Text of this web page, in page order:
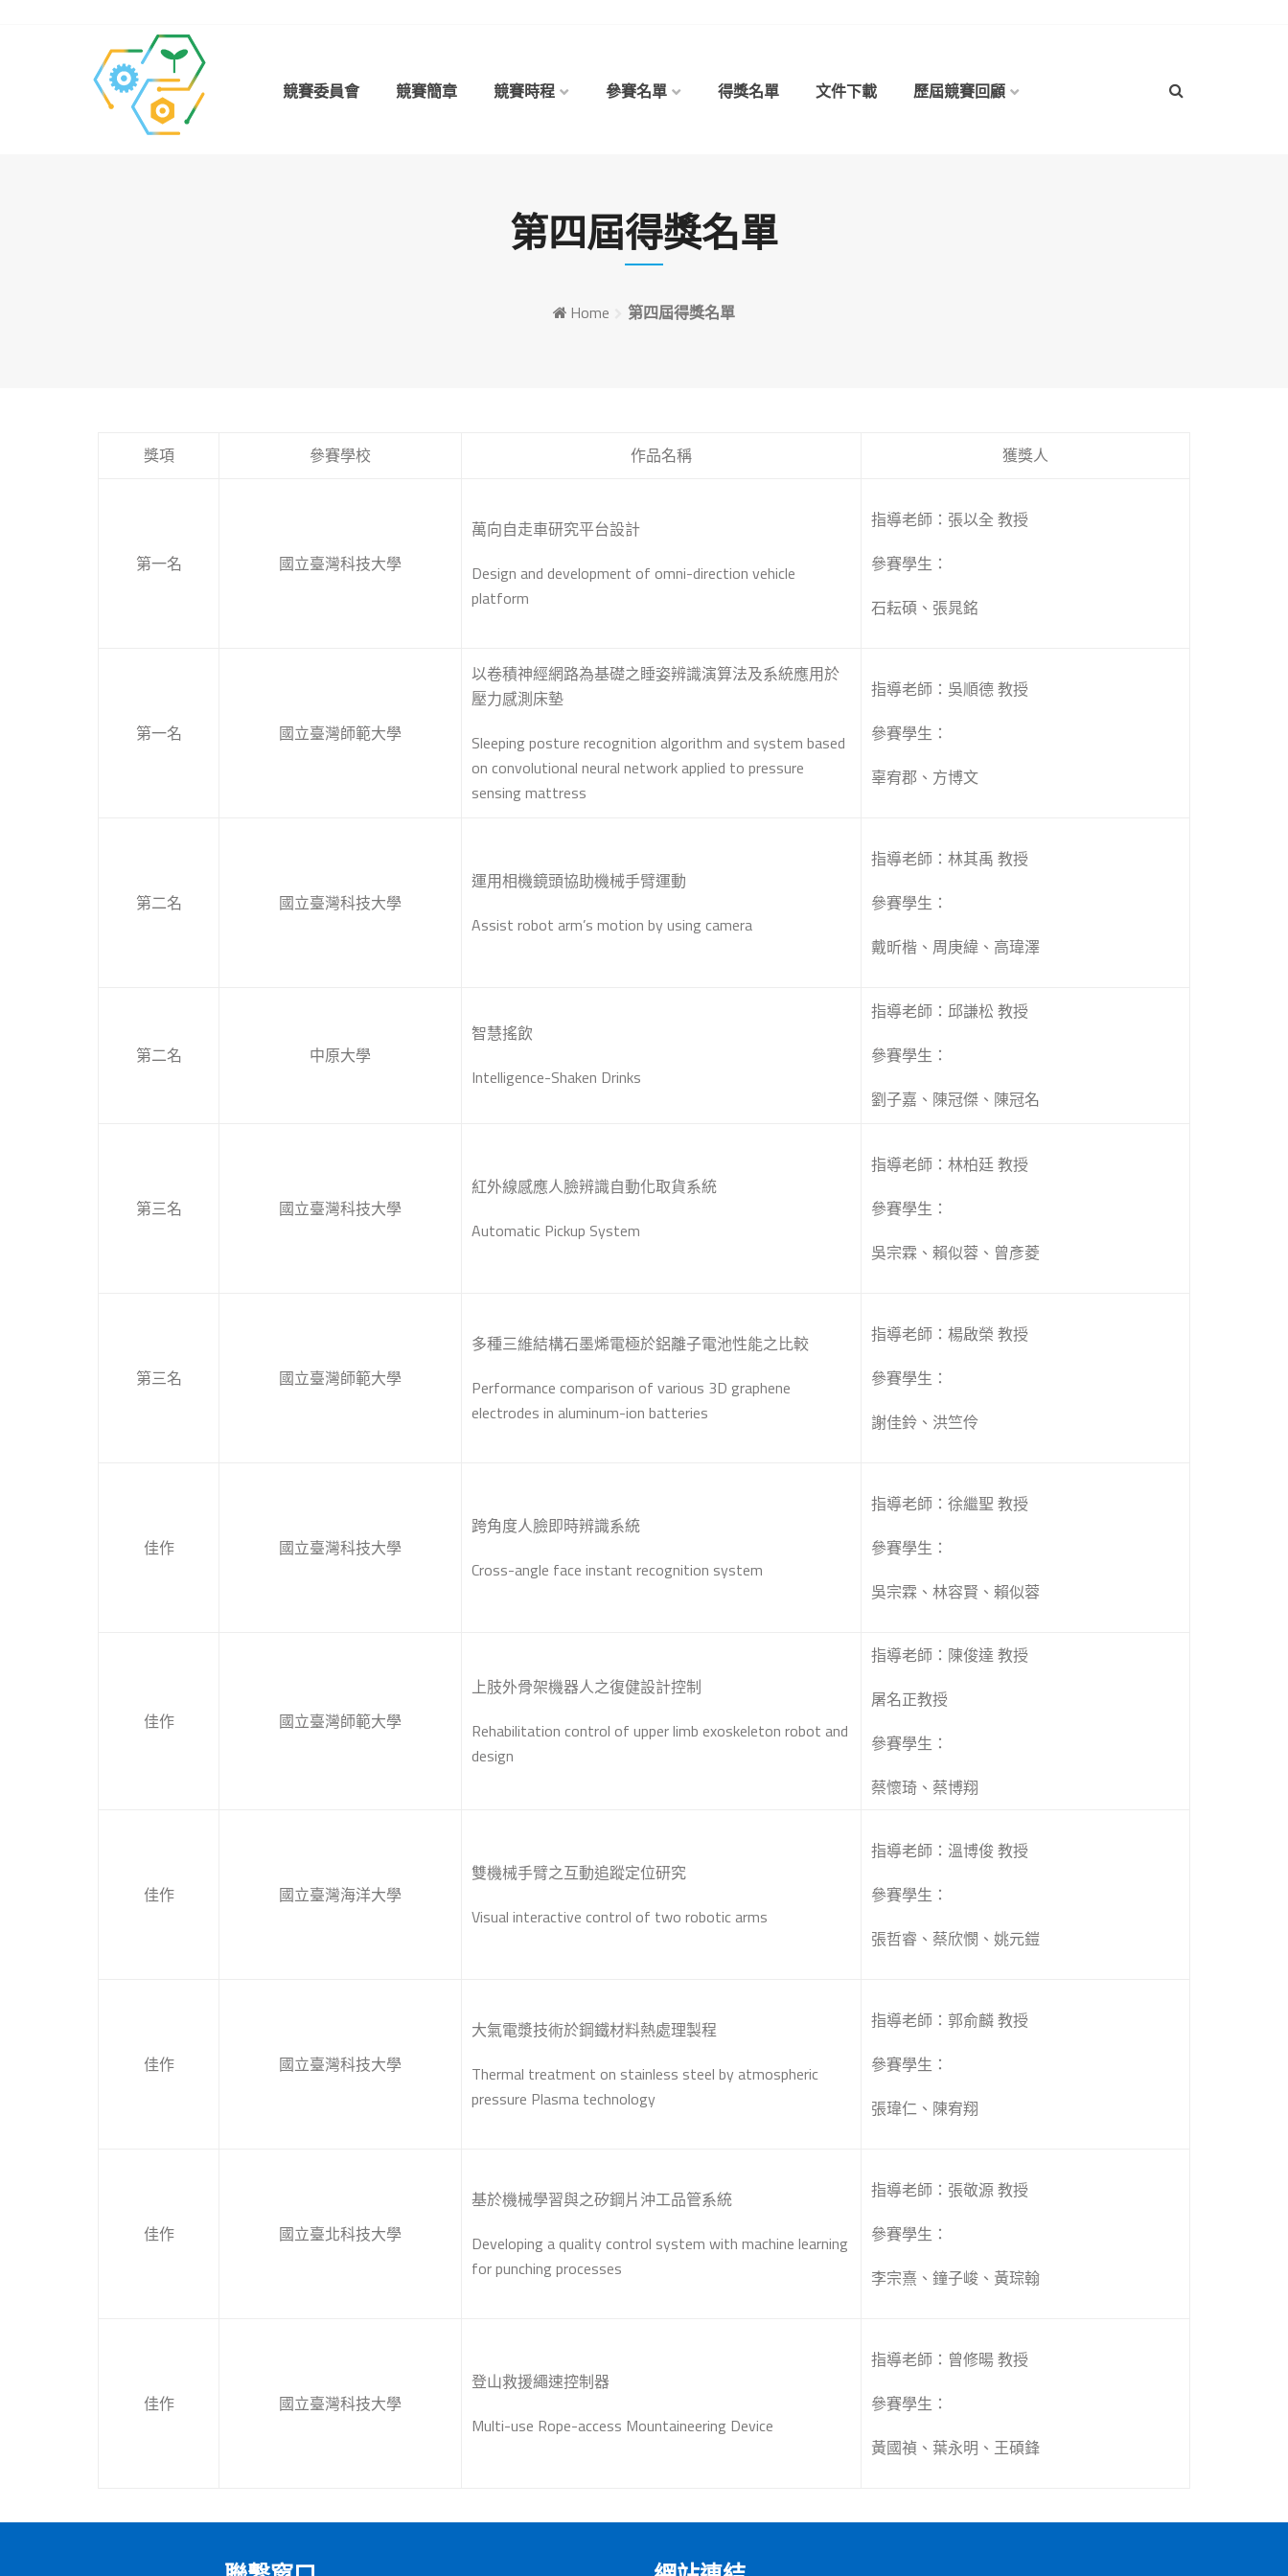
競賽委員會
競賽簡章 競賽時程 參賽名單 得獎名單 文件下載 歷屆競賽回顧
第四屆得獎名單
Home 第四屆得獎名單
獎項 參賽學校 作品名稱 獲獎人
第一名 國立臺灣科技大學
萬向自走車研究平台設計
Design and development of omni-direction vehicle
platform
指導老師：張以全 教授
參賽學生：
石耘碩、張晁銘
第一名 國立臺灣師範大學
以卷積神經網路為基礎之睡姿辨識演算法及系統應用於
壓力感測床墊
Sleeping posture recognition algorithm and system based
on convolutional neural network applied to pressure
sensing mattress
指導老師：吳順德 教授
參賽學生：
辜宥郡、方博文
第二名 國立臺灣科技大學
運用相機鏡頭協助機械手臂運動
Assist robot arm’s motion by using camera
指導老師：林其禹 教授
參賽學生：
戴昕楷、周庚緯、高瑋澤
第二名 中原大學
智慧搖飲
Intelligence-Shaken Drinks
指導老師：邱謙松 教授
參賽學生：
劉子嘉、陳冠傑、陳冠名
第三名 國立臺灣科技大學
紅外線感應人臉辨識自動化取貨系統
Automatic Pickup System
指導老師：林柏廷 教授
參賽學生：
吳宗霖、賴似蓉、曾彥菱
第三名 國立臺灣師範大學
多種三維結構石墨烯電極於鋁離子電池性能之比較
Performance comparison of various 3D graphene
electrodes in aluminum-ion batteries
指導老師：楊啟榮 教授
參賽學生：
謝佳鈴、洪竺伶
佳作 國立臺灣科技大學
跨角度人臉即時辨識系統
Cross-angle face instant recognition system
指導老師：徐繼聖 教授
參賽學生：
吳宗霖、林容賢、賴似蓉
佳作 國立臺灣師範大學
上肢外骨架機器人之復健設計控制
Rehabilitation control of upper limb exoskeleton robot and
design
指導老師：陳俊達 教授
屠名正教授
參賽學生：
蔡懷琦、蔡博翔
佳作 國立臺灣海洋大學
雙機械手臂之互動追蹤定位研究
Visual interactive control of two robotic arms
指導老師：溫博俊 教授
參賽學生：
張哲睿、蔡欣憫、姚元鎧
佳作 國立臺灣科技大學
大氣電漿技術於鋼鐵材料熱處理製程
Thermal treatment on stainless steel by atmospheric
pressure Plasma technology
指導老師：郭俞麟 教授
參賽學生：
張瑋仁、陳宥翔
佳作 國立臺北科技大學
基於機械學習與之矽鋼片沖工品管系統
Developing a quality control system with machine learning
for punching processes
指導老師：張敬源 教授
參賽學生：
李宗熹、鐘子峻、黃琮翰
佳作 國立臺灣科技大學
登山救援繩速控制器
Multi-use Rope-access Mountaineering Device
指導老師：曾修暘 教授
參賽學生：
黃國禎、葉永明、王碩鋒